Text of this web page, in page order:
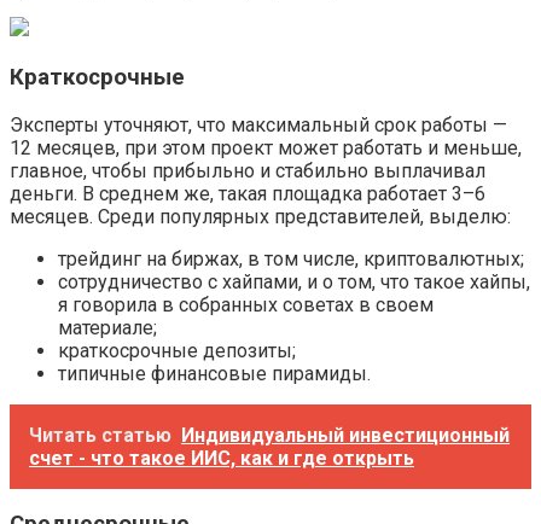
Краткосрочные
Эксперты уточняют, что максимальный срок работы —
12 месяцев, при этом проект может работать и меньше,
главное, чтобы прибыльно и стабильно выплачивал
деньги. В среднем же, такая площадка работает 3–6
месяцев. Среди популярных представителей, выделю:
трейдинг на биржах, в том числе, криптовалютных;
сотрудничество с хайпами, и о том, что такое хайпы,
я говорила в собранных советах в своем
материале;
краткосрочные депозиты;
типичные финансовые пирамиды.
Читать статью Индивидуальный инвестиционный
счет - что такое ИИС, как и где открыть